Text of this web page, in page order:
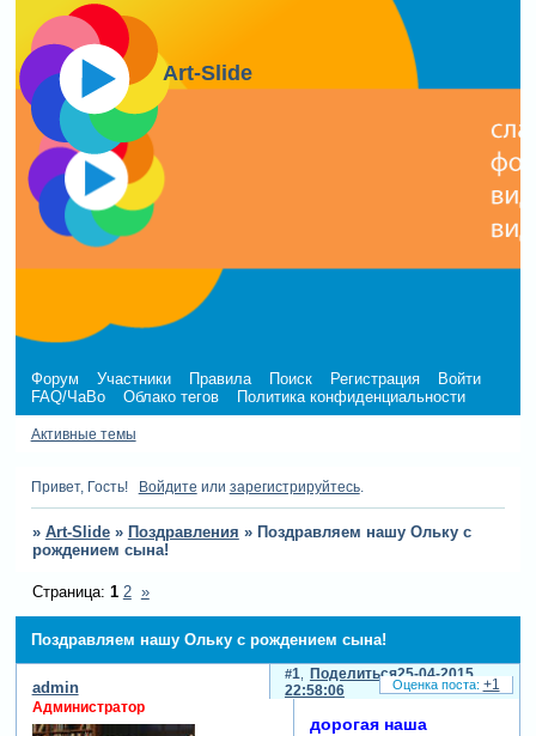
Art-Slide
Форум Участники Правила Поиск Регистрация
Войти
FAQ/ЧаВо
Облако тегов Политика конфиденциальности
Активные темы
Привет, Гость! Войдите или зарегистрируйтесь.
» Art-Slide » Поздравления » Поздравляем нашу Ольку с
рождением сына!
Поздравляем нашу Ольку с рождением сына!
Страница: 1 2 »
Поделиться
1
25-04-2015
22:58:06
admin
Администратор
дорогая наша
+1